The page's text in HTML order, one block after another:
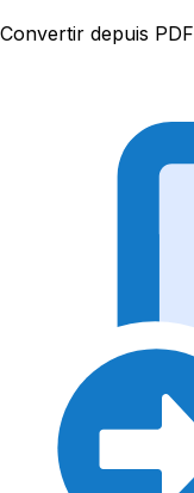
Convertir depuis PDF